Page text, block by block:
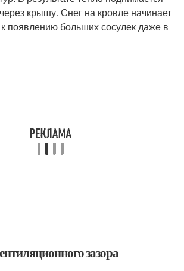
крышу. Снег на кровле начинает
появлению больших сосулек даже в
зазора